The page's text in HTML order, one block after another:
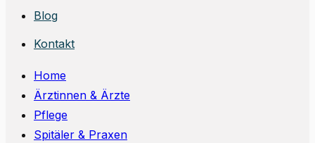
Blog
Kontakt
Home
Ärztinnen & Ärzte
Pflege
Spitäler & Praxen